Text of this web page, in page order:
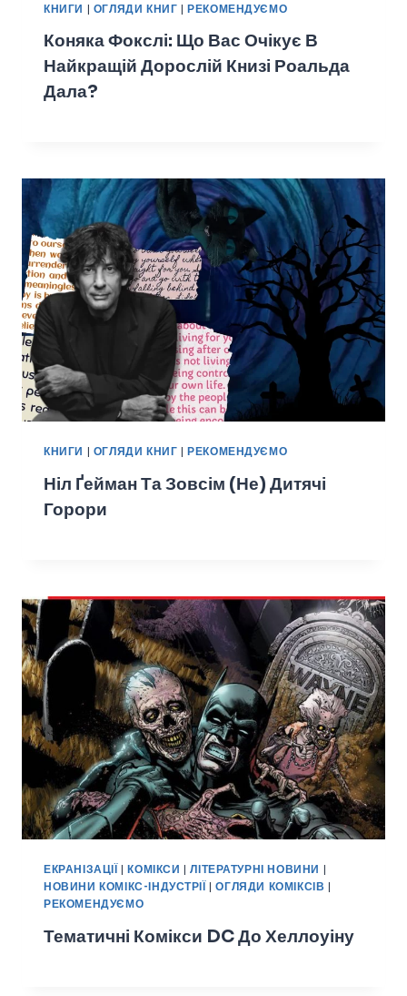
КНИГИ | ОГЛЯДИ КНИГ |РЕКОМЕНДУЄМО
Коняка Фокслі: Що Вас Очікує В
Найкращій Дорослій Книзі Роальда
Дала?
КНИГИ | ОГЛЯДИ КНИГ |РЕКОМЕНДУЄМО
Ніл Ґейман Та Зовсім (не) Дитячі
Горори
ЕКРАНІЗАЦІЇ |КОМІКСИ |ЛІТЕРАТУРНІ НОВИНИ |
НОВИНИ КОМІКС-ІНДУСТРІЇ |ОГЛЯДИ КОМІКСІВ |
РЕКОМЕНДУЄМО
Тематичні Комікси DC До Хеллоуіну